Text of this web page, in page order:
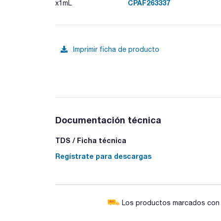
x1mL CPAF263337
Imprimir ficha de producto
Documentación técnica
TDS / Ficha técnica
Regístrate para descargas
Los productos marcados